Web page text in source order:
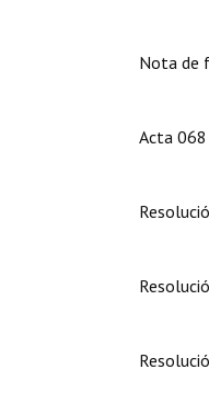
Nota de
Acta